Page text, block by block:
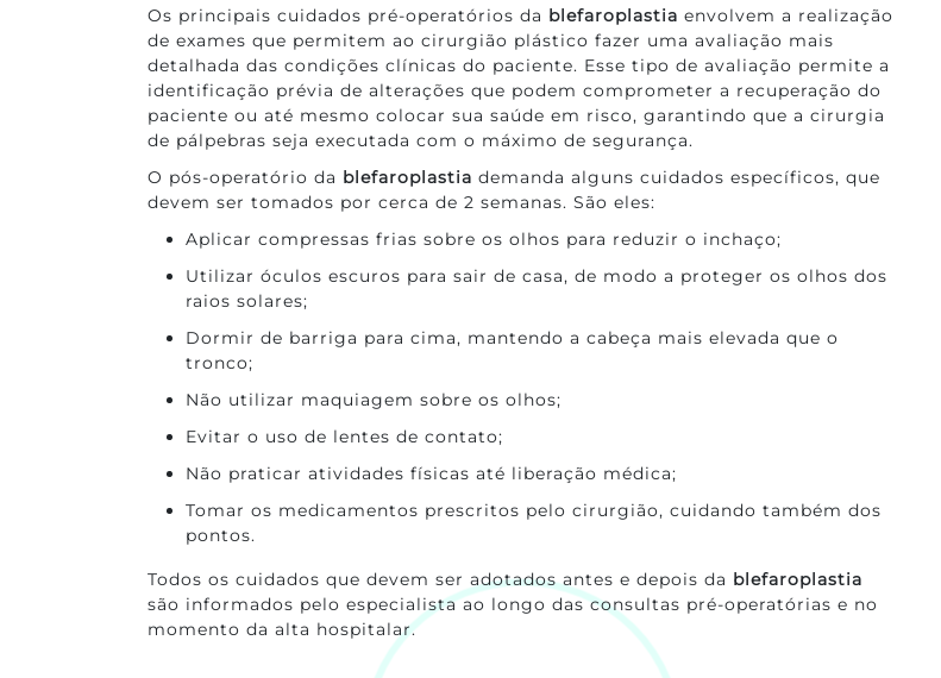
Os principais cuidados pré-operatórios da blefaroplastia envolvem a realização
de exames que permitem ao cirurgião plástico fazer uma avaliação mais
detalhada das condições clínicas do paciente. Esse tipo de avaliação permite a
identificação prévia de alterações que podem comprometer a recuperação do
paciente ou até mesmo colocar sua saúde em risco, garantindo que a cirurgia
de pálpebras seja executada com o máximo de segurança.
O pós-operatório da blefaroplastia demanda alguns cuidados específicos, que
devem ser tomados por cerca de 2 semanas. São eles:
Aplicar compressas frias sobre os olhos para reduzir o inchaço;
Utilizar óculos escuros para sair de casa, de modo a proteger os olhos dos
raios solares;
Dormir de barriga para cima, mantendo a cabeça mais elevada que o
tronco;
Não utilizar maquiagem sobre os olhos;
Evitar o uso de lentes de contato;
Não praticar atividades físicas até liberação médica;
Tomar os medicamentos prescritos pelo cirurgião, cuidando também dos
pontos.
Todos os cuidados que devem ser adotados antes e depois da blefaroplastia
são informados pelo especialista ao longo das consultas pré-operatórias e no
momento da alta hospitalar.